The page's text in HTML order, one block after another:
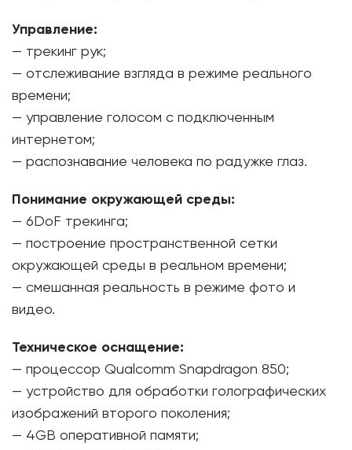
Управление:
— трекинг рук;
— отслеживание взгляда в режиме реального
времени;
— управление голосом с подключенным
интернетом;
— распознавание человека по радужке глаз.
Понимание окружающей среды:
— 6DoF трекинга;
— построение пространственной сетки
окружающей среды в реальном времени;
— смешанная реальность в режиме фото и
видео.
Техническое оснащение:
— процессор Qualcomm Snapdragon 850;
— устройство для обработки голографических
изображений второго поколения;
— 4GB оперативной памяти;